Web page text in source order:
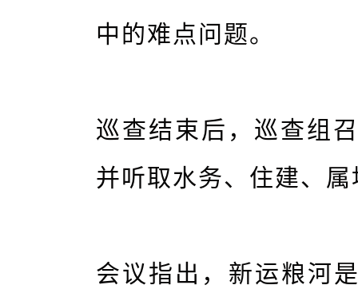
中的难点问题。
巡查结束后，巡查组
并听取水务、住建、
会议指出，新运粮河